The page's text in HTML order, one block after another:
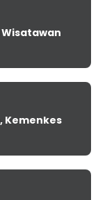
Kemenkes